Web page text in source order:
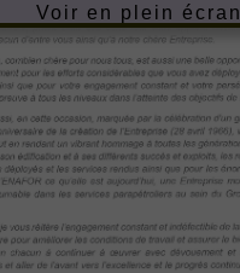
Voir en plein écran